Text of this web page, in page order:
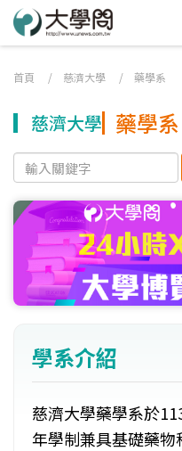
首頁 / 慈濟大學 / 藥學系
慈濟大學 藥學系
學系介紹
慈濟大學藥學系於
年學制兼具基礎藥